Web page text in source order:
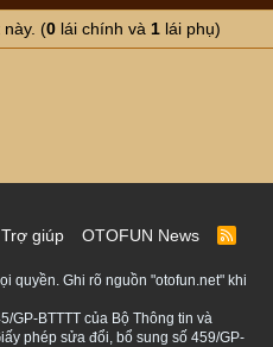
kiện thời tiết,tầm nhìn
đèn sương mù kết hợp đèn
(0 lái chính và 1 lái phụ)
Trợ giúp OTOFUN News
R
S
quyền. Ghi rõ nguồn "otofun.net" khi
GP-BTTTT của Bộ Thông tin và
phép sửa đổi, bổ sung số 459/GP-